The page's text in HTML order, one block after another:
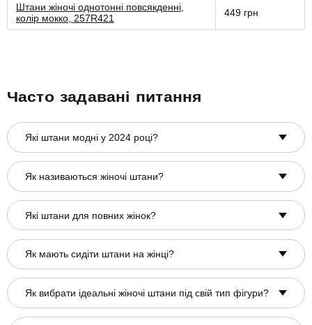
Штани жіночі однотонні повсякденні,
колір мокко, 257R421
449 грн
Часто задавані питання
Які штани модні у 2024 році?
Як називаються жіночі штани?
Які штани для повних жінок?
Як мають сидіти штани на жінці?
Як вибрати ідеальні жіночі штани під свій тип фігури?